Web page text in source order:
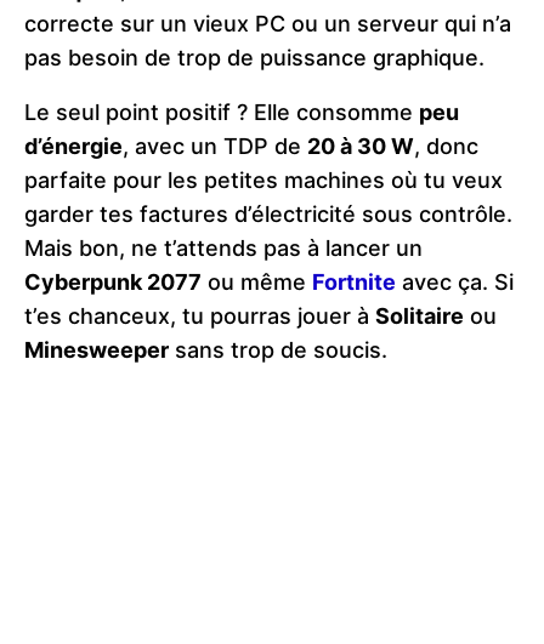
correcte sur un vieux PC ou un serveur qui n’a
pas besoin de trop de puissance graphique​.
Le seul point positif ? Elle consomme peu
d’énergie, avec un TDP de 20 à 30 W, donc
parfaite pour les petites machines où tu veux
garder tes factures d’électricité sous contrôle.
Mais bon, ne t’attends pas à lancer un
Cyberpunk 2077 ou même Fortnite avec ça. Si
t’es chanceux, tu pourras jouer à Solitaire ou
Minesweeper sans trop de soucis​.